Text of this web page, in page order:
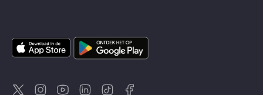
DayuseSingapore
DayuseZweden
DayuseThailand
DayuseNieuw-Zeeland